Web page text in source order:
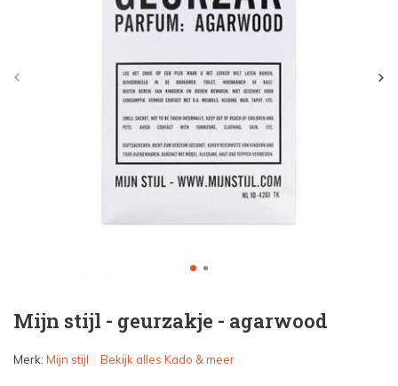
Mijn stijl - geurzakje - agarwood
Merk: Mijn stijl Bekijk alles Kado & meer